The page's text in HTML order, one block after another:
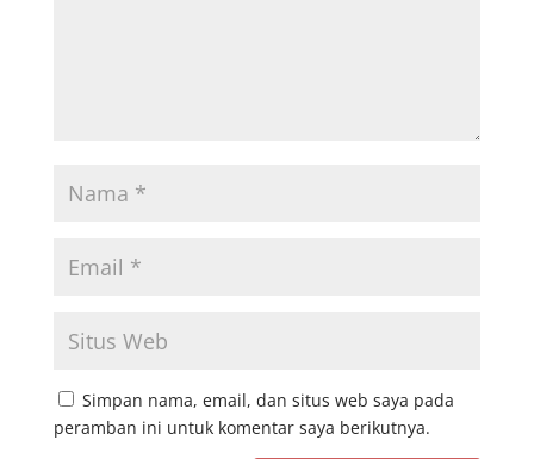
Simpan nama, email, dan situs web saya pada
peramban ini untuk komentar saya berikutnya.